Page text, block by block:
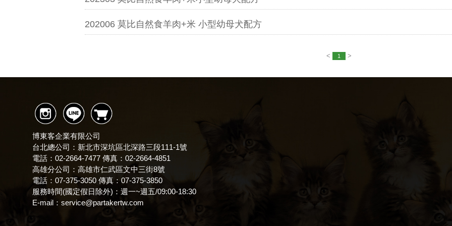
202006 莫比自然食羊肉+米 小型幼母犬配方
< 1 >
博東客企業有限公司
台北總公司：新北市深坑區北深路三段111-1號
電話：02-2664-7477 傳真：02-2664-4851
高雄分公司：高雄市仁武區文中三街8號
電話：07-375-3050 傳真：07-375-3850
服務時間(國定假日除外)： 週一~週五/09:00-18:30
E-mail： service@partakertw.com